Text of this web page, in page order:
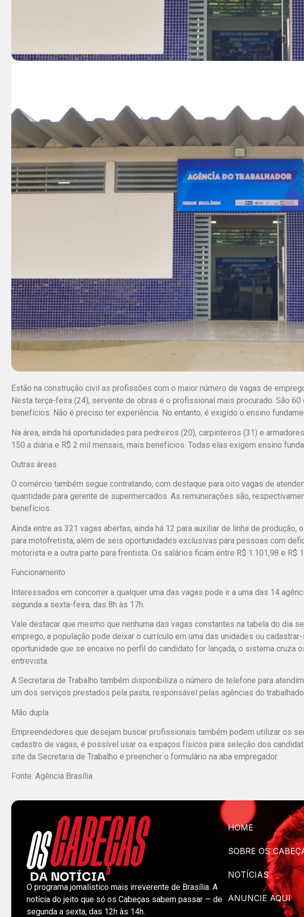
Estão na construção civil as profissões com o maior número de vagas de
Nesta terça-feira (24), servente de obras é o profissional mais procurado. São
benefícios. Não é preciso ter experiência. No entanto, é exigido o ensino
Na área, ainda há oportunidades para pedreiros (20), carpinteiros (31) e
150 a diária e R$ 2 mil mensais, mais benefícios. Todas elas exigem ensino
Outras áreas
O comércio também segue contratando, com destaque para oito vagas de
quantidade para gerente de supermercados. As remunerações são,
benefícios.
Ainda entre as 321 vagas abertas, ainda há 12 para auxiliar de linha de
para motofretista, além de seis oportunidades exclusivas para pessoas com
motorista e a outra parte para frentista. Os salários ficam entre R$ 1.101,98 e R$
Funcionamento
Interessados em concorrer a qualquer uma das vagas pode ir a uma das 14
segunda a sexta-feira, das 8h às 17h.
Vale destacar que mesmo que nenhuma das vagas constantes na tabela do dia
emprego, a população pode deixar o currículo em uma das unidades ou
oportunidade que se encaixe no perfil do candidato for lançada, o sistema cruza
entrevista.
A Secretaria de Trabalho também disponibiliza o número de telefone para
um dos serviços prestados pela pasta, responsável pelas agências do
Mão dupla
Empreendedores que desejam buscar profissionais também podem utilizar os
cadastro de vagas, é possível usar os espaços físicos para seleção dos
site da Secretaria de Trabalho e preencher o formulário na aba empregador.
Fonte: Agência Brasília
O programa jornalístico mais irreverente de Brasília. A
notícia do jeito que só os Cabeças sabem passar — de
segunda a sexta, das 12h às 14h.
HOME
SOBRE OS
NOTÍCIAS
ANUNCIE AQUI